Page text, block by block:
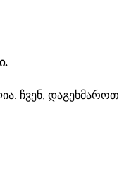
ჩვენ, დაგეხმაროთ